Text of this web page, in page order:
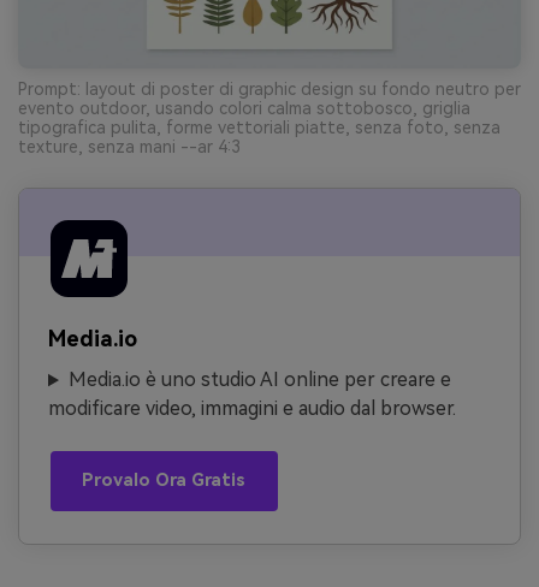
Prompt: layout di poster di graphic design su fondo neutro per
evento outdoor, usando colori calma sottobosco, griglia
tipografica pulita, forme vettoriali piatte, senza foto, senza
texture, senza mani --ar 4:3
Media.io
Media.io è uno studio AI online per creare e
modificare video, immagini e audio dal browser.
Provalo Ora Gratis